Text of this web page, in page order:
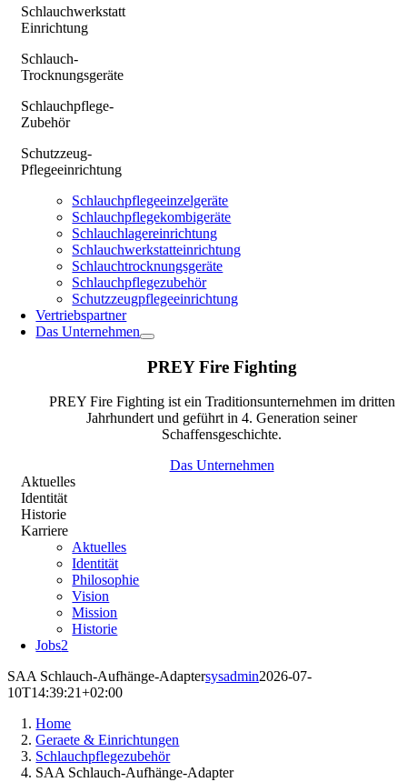
Schlauchwerkstatt
Einrichtung
Schlauch-
Trocknungsgeräte
Schlauchpflege-
Zubehör
Schutzzeug-
Pflegeeinrichtung
Schlauchpflegeeinzelgeräte
Schlauchpflegekombigeräte
Schlauchlagereinrichtung
Schlauchwerkstatteinrichtung
Schlauchtrocknungsgeräte
Schlauchpflegezubehör
Schutzzeugpflegeeinrichtung
Vertriebspartner
Das Unternehmen
PREY Fire Fighting
PREY Fire Fighting ist ein Traditionsunternehmen im dritten
Jahrhundert und geführt in 4. Generation seiner
Schaffensgeschichte.
Das Unternehmen
Aktuelles
Identität
Historie
Karriere
Aktuelles
Identität
Philosophie
Vision
Mission
Historie
Jobs2
SAA Schlauch-Aufhänge-Adaptersysadmin2026-07-
10T14:39:21+02:00
Home
Geraete & Einrichtungen
Schlauchpflegezubehör
SAA Schlauch-Aufhänge-Adapter